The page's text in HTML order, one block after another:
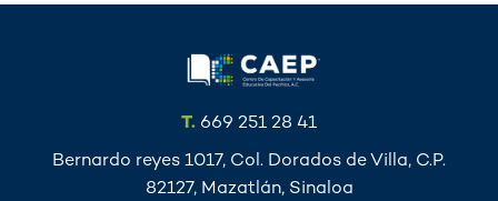
T. 669 251 28 41
Bernardo reyes 1017, Col. Dorados de Villa, C.P.
82127, Mazatlán, Sinaloa